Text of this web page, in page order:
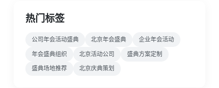
热门标签
公司年会活动盛典 北京年会盛典 企业年会活动
年会盛典组织 北京活动公司 盛典方案定制
盛典场地推荐 北京庆典策划